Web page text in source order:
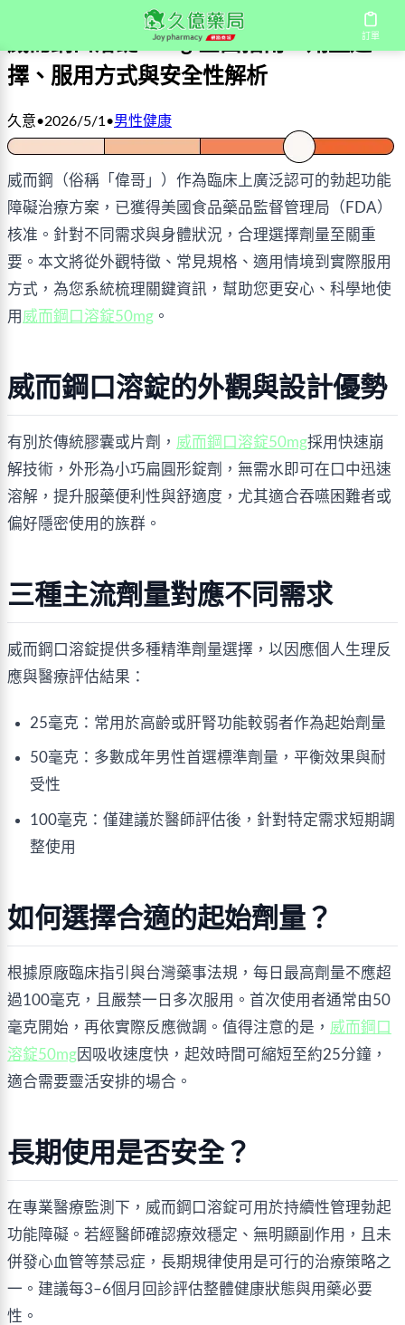
訂單
威而鋼口溶錠50mg 全面指南：劑量選
擇、服用方式與安全性解析
久意•2026/5/1 •男性健康
威而鋼（俗稱「偉哥」）作為臨床上廣泛認可的勃起功能
障礙治療方案，已獲得美國食品藥品監督管理局（FDA）
核准。針對不同需求與身體狀況，合理選擇劑量至關重
要。本文將從外觀特徵、常見規格、適用情境到實際服用
方式，為您系統梳理關鍵資訊，幫助您更安心、科學地使
用 威而鋼口溶錠50mg 。
威而鋼口溶錠的外觀與設計優勢
有別於傳統膠囊或片劑， 威而鋼口溶錠50mg採用快速崩
解技術，外形為小巧扁圓形錠劑，無需水即可在口中迅速
溶解，提升服藥便利性與舒適度，尤其適合吞嚥困難者或
偏好隱密使用的族群。
三種主流劑量對應不同需求
威而鋼口溶錠提供多種精準劑量選擇，以因應個人生理反
應與醫療評估結果：
25毫克：常用於高齡或肝腎功能較弱者作為起始劑量
50毫克：多數成年男性首選標準劑量，平衡效果與耐
受性
100毫克：僅建議於醫師評估後，針對特定需求短期調
整使用
如何選擇合適的起始劑量？
根據原廠臨床指引與台灣藥事法規，每日最高劑量不應超
過100毫克，且嚴禁一日多次服用。首次使用者通常由50
毫克開始，再依實際反應微調。值得注意的是， 威而鋼口
溶錠50mg因吸收速度快，起效時間可縮短至約25分鐘，
適合需要靈活安排的場合。
長期使用是否安全？
在專業醫療監測下，威而鋼口溶錠可用於持續性管理勃起
功能障礙。若經醫師確認療效穩定、無明顯副作用，且未
併發心血管等禁忌症，長期規律使用是可行的治療策略之
一。建議每3–6個月回診評估整體健康狀態與用藥必要
性。